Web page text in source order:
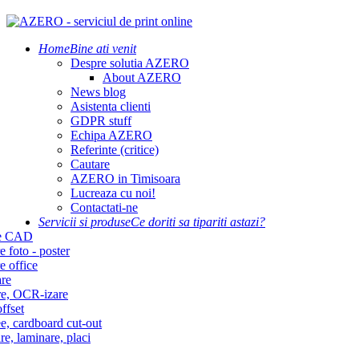
HomeBine ati venit
Despre solutia AZERO
About AZERO
News blog
Asistenta clienti
GDPR stuff
Echipa AZERO
Referinte (critice)
Cautare
AZERO in Timisoara
Lucreaza cu noi!
Contactati-ne
Servicii si produseCe doriti sa tipariti astazi?
CAD
foto - poster
office
OCR-izare
cardboard cut-out
laminare, placi